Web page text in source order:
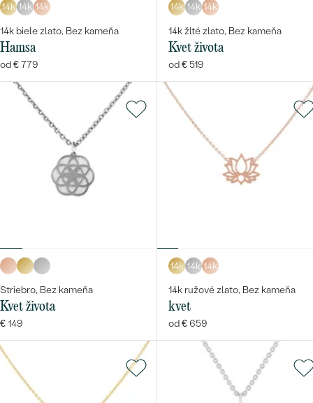
14k 14k 14k
14k biele zlato, Bez kameňa
Hamsa
od € 779
14k 14k 14k
14k žlté zlato, Bez kameňa
Kvet života
od € 519
Striebro, Bez kameňa
Kvet života
€ 149
14k 14k 14k
14k ružové zlato, Bez kameňa
kvet
od € 659